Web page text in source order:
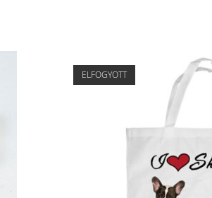
ELFOGYOTT